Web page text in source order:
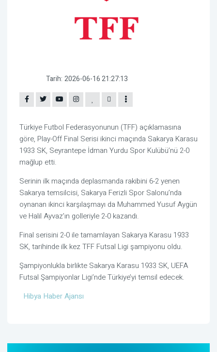
Tarih: 2026-06-16 21:27:13
Türkiye Futbol Federasyonunun (TFF) açıklamasına
göre, Play-Off Final Serisi ikinci maçında Sakarya Karasu
1933 SK, Seyrantepe İdman Yurdu Spor Kulübü’nü 2-0
mağlup etti.
Serinin ilk maçında deplasmanda rakibini 6-2 yenen
Sakarya temsilcisi, Sakarya Ferizli Spor Salonu’nda
oynanan ikinci karşılaşmayı da Muhammed Yusuf Aygün
ve Halil Ayvaz’ın golleriyle 2-0 kazandı.
Final serisini 2-0 ile tamamlayan Sakarya Karasu 1933
SK, tarihinde ilk kez TFF Futsal Ligi şampiyonu oldu.
Şampiyonlukla birlikte Sakarya Karasu 1933 SK, UEFA
Futsal Şampiyonlar Ligi’nde Türkiye’yi temsil edecek.
Hibya Haber Ajansı